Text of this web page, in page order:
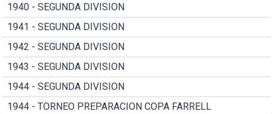
1940 - SEGUNDA DIVISION
1941 - SEGUNDA DIVISION
1942 - SEGUNDA DIVISION
1943 - SEGUNDA DIVISION
1944 - SEGUNDA DIVISION
1944 - TORNEO PREPARACION COPA FARRELL